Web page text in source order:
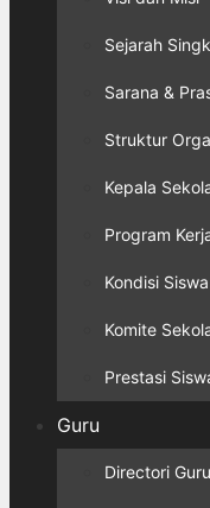
Sejarah
Sarana &
Struktur
Kepala
Program
Kondisi Siswa
Komite
Prestasi
Guru
Directori Guru